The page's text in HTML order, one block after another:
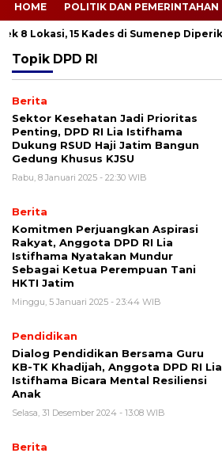
HOME POLITIK DAN PEMERINTAHAN
Lokasi, 15 Kades di Sumenep Diperiksa
Topik DPD RI
Berita
Sektor Kesehatan Jadi Prioritas
Penting, DPD RI Lia Istifhama
Dukung RSUD Haji Jatim Bangun
Gedung Khusus KJSU
Rabu, 8 Januari 2025 - 22:30 WIB
Berita
Komitmen Perjuangkan Aspirasi
Rakyat, Anggota DPD RI Lia
Istifhama Nyatakan Mundur
Sebagai Ketua Perempuan Tani
HKTI Jatim
Minggu, 5 Januari 2025 - 23:44 WIB
Pendidikan
Dialog Pendidikan Bersama Guru
KB-TK Khadijah, Anggota DPD RI Lia
Istifhama Bicara Mental Resiliensi
Anak
Selasa, 31 Desember 2024 - 13:08 WIB
Berita